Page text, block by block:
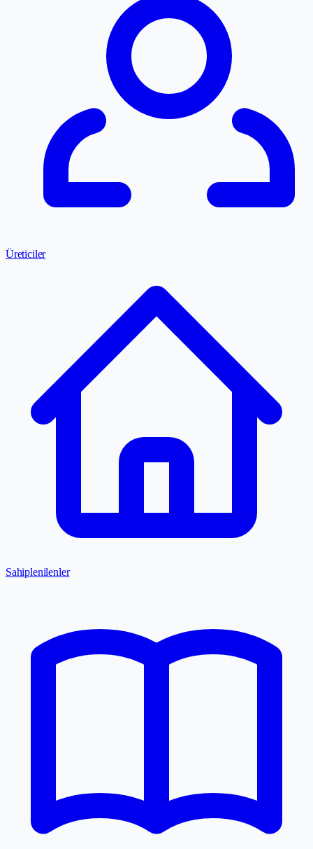
Üreticiler
Sahiplenilenler